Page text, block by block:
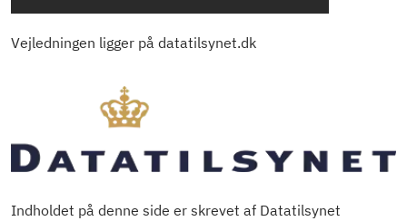
Vejledningen ligger på datatilsynet.dk
Indholdet på denne side er skrevet af Datatilsynet